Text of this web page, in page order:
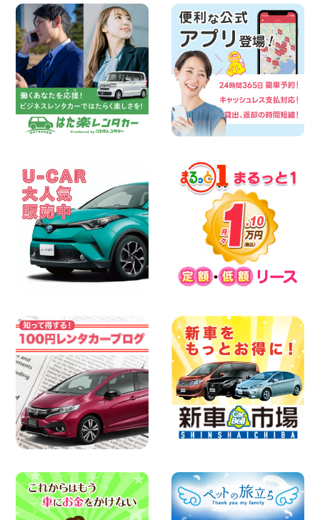
空き有ります!!コンパクトSUV 軽 ミニバ
ン 軽トラ 車種多数!!関東圏必見♪ 東京都
町田根岸店
100円レンタカー 町田根岸
2026年08月06日
スズキ ワゴンRスマイル 納車☆ 三重県
四日市インター店
100円レンタカー 四日市インター
2026年08月06日
三河安城店 8月限定!平日限定レンタカー
100円レンタカー 三河安城
2026年08月06日
体調崩してませんか?? 兵庫県 加古川店
100円レンタカー 加古川
2026年08月06日
【佐渡の夏はレンタカーで自由に!】 新潟
県 両津店
100円レンタカー 両津
2026年08月06日
佐渡空港店
100円レンタカー 佐渡空港
2026年08月06日
今週末空きあります☆ 大阪府 寝屋川太間
東町店
100円レンタカー 寝屋川太間東町
2026年08月06日
☆ お盆特別乗り放題プラン ☆ 埼玉県 杉
戸店
100円レンタカー 杉戸
ールが付いている〜!! 福島県 福島笹木野
店
100円レンタカー 福島笹木野
2026年08月05日